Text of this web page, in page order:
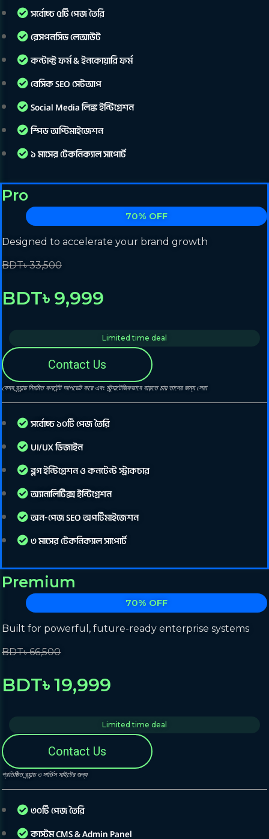
সর্বোচ্চ ৫টি পেজ তৈরি
রেসপনসিভ লেআউট
কন্টাক্ট ফর্ম & ইনকোয়ারি ফর্ম
বেসিক SEO সেটআপ
Social Media লিঙ্ক ইন্টিগ্রেশন
স্পিড অপ্টিমাইজেশন
১ মাসের টেকনিক্যাল সাপোর্ট
Pro
70% OFF
Designed to accelerate your brand growth
BDT৳ 33,500
BDT৳ 9,999
Limited time deal
Contact Us
যেসব ব্র্যান্ড নিয়মিত কনটেন্ট আপডেট করে এবং স্ট্র্যাটেজিকভাবে বাড়তে চায় তাদের জন্য সেরা
সর্বোচ্চ ১০টি পেজ তৈরি
UI/UX ডিজাইন
ব্লগ ইন্টিগ্রেশন ও কনটেন্ট স্ট্রাকচার
অ্যানালিটিক্স ইন্টিগ্রেশন
অন-পেজ SEO অপটিমাইজেশন
৩ মাসের টেকনিক্যাল সাপোর্ট
Premium
70% OFF
Built for powerful, future-ready enterprise systems
BDT৳ 66,500
BDT৳ 19,999
Limited time deal
Contact Us
প্রতিষ্ঠিত ব্র্যান্ড ও সার্ভিস সাইটের জন্য
৩০টি পেজ তৈরি
কাস্টম CMS & Admin Panel